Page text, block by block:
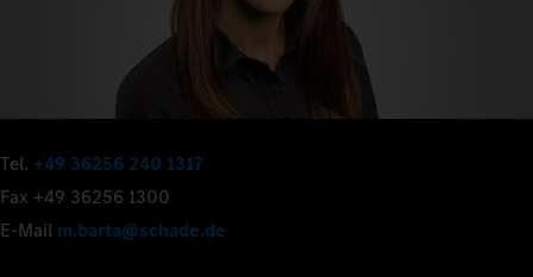
Tel. +49 36256 240 1317
Fax +49 36256 1300
E-Mail m.barta@schade.de